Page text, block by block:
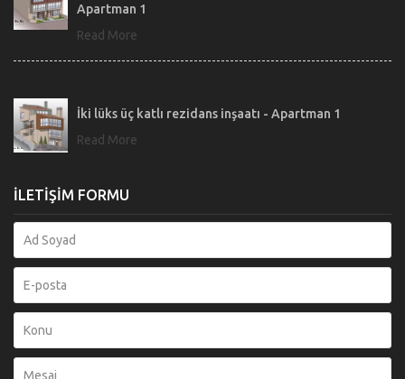
Apartman 1
İki lüks üç katlı rezidans inşaatı - Apartman 1
İLETİŞİM FORMU